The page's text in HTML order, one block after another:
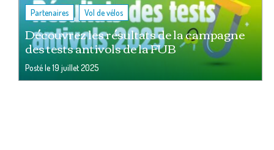
Partenaires , Vol de vélos
Découvrez les résultats de la campagne
des tests antivols de la FUB
Posté le19 juillet 2025